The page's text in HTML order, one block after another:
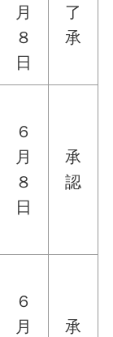
月
８
日
了
承
６
月
８
日
承
認
６
月
承